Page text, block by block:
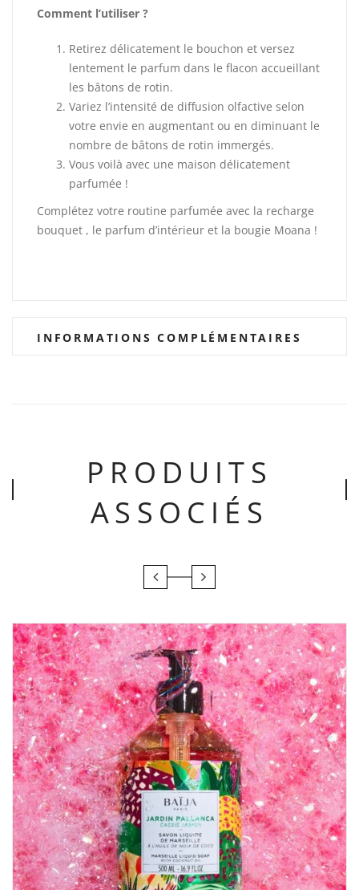
Comment l’utiliser ?
Retirez délicatement le bouchon et versez
lentement le parfum dans le flacon accueillant
les bâtons de rotin.
Variez l’intensité de diffusion olfactive selon
votre envie en augmentant ou en diminuant le
nombre de bâtons de rotin immergés.
Vous voilà avec une maison délicatement
parfumée !
Complétez votre routine parfumée avec la recharge
bouquet , le parfum d’intérieur et la bougie Moana !
INFORMATIONS COMPLÉMENTAIRES
PRODUITS
ASSOCIÉS
Aperçu rapide